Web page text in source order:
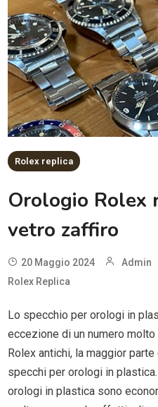
Rolex replica
Orologio Rolex
vetro zaffiro
20 Maggio 2024 Admin
Rolex Replica
Lo specchio per orologi in
eccezione di un numero
Rolex antichi, la maggior
specchi per orologi in
orologi in plastica sono